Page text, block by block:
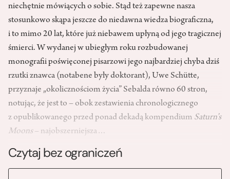
niechętnie mówiących o sobie. Stąd też zapewne nasza
stosunkowo skąpa jeszcze do niedawna wiedza biograficzna,
i to mimo 20 lat, które już niebawem upłyną od jego tragicznej
śmierci. W wydanej w ubiegłym roku rozbudowanej
monografii poświęconej pisarzowi jego najbardziej chyba dziś
rzutki znawca (notabene były doktorant), Uwe Schütte,
przyznaje „okolicznościom życia” Sebalda równo 60 stron,
notując, że jest to – obok zestawienia chronologicznego
z opublikowanego przed ponad dekadą kompendium Saturn’s
Moons– najobszerniejsza…
Czytaj bez ograniczeń